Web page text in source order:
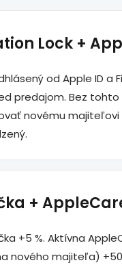
Lock +
od Apple ID a
predajom. Bez tohto
novému
+
+5 %. Aktívna
nového majiteľa)